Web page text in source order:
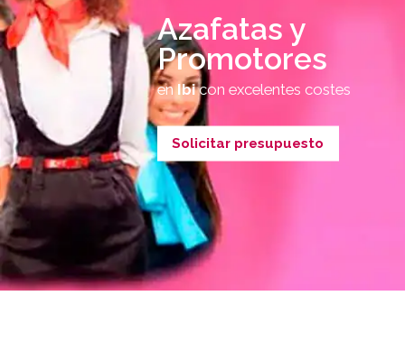
Azafatas y
Promotores
enIbicon excelentes costes
Solicitar presupuesto